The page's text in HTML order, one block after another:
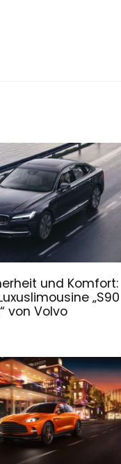
und Komfort:
„S90
von Volvo